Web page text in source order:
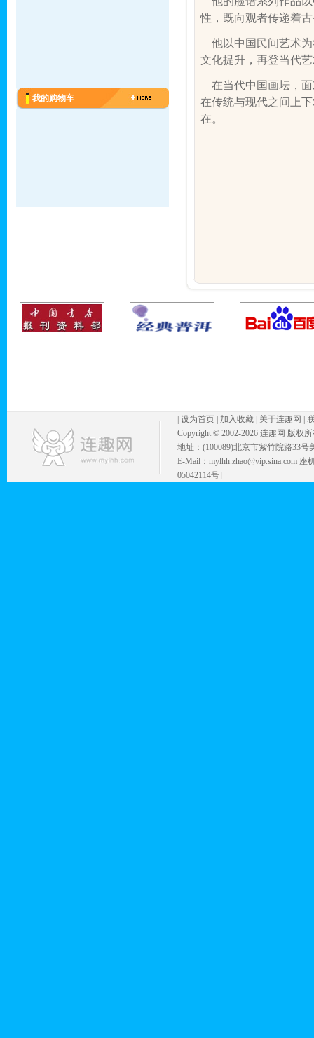
我的购物车
性，既向观者传递着
他以中国民间艺术
文化提升，再登当代
在当代中国画坛，
在传统与现代之间上
在。
设为首页 加入收藏 关于连趣网
Copyright © 2002-2026 连趣网 版权
地址：(100089)北京市紫竹院路33号
E-Mail：mylhh.zhao@vip.sina.com
05042114号]